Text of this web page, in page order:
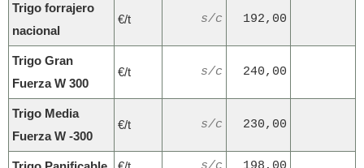
Trigo forrajero
nacional
€/t s/c 192,00
Trigo Gran
Fuerza W 300
€/t s/c 240,00
Trigo Media
Fuerza W -300
€/t s/c 230,00